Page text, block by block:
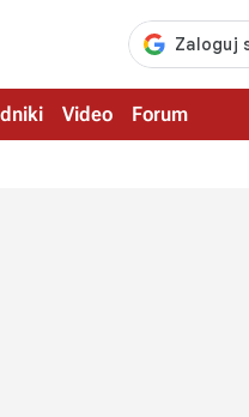
Video Forum